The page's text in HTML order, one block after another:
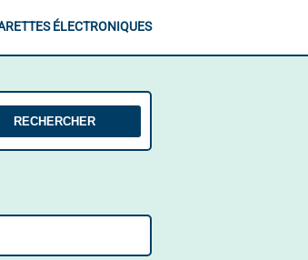
ÉLECTRONIQUES
RECHERCHER